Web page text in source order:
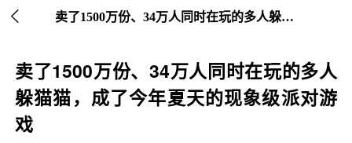
 卖了1500万份、34万人同时在玩的多人躲猫猫，成了今年夏天的现象级派对游戏
继续下拉刷新
卖了1500万份、34万人同时在玩的多人
躲猫猫，成了今年夏天的现象级派对游
戏